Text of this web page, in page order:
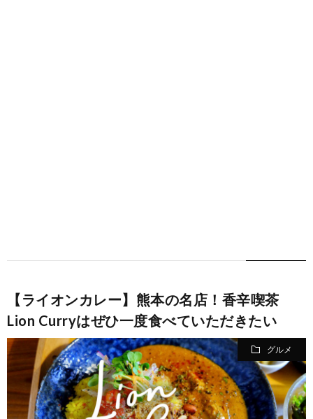
【ライオンカレー】熊本の名店！香辛喫茶
Lion Curryはぜひ一度食べていただきたい
グルメ